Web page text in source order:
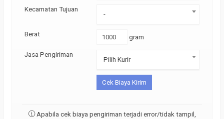
Kecamatan Tujuan
-
Berat gram
Jasa Pengiriman
Pilih Kurir
Cek Biaya Kirim
Apabila cek biaya pengiriman terjadi error/tidak tampil,